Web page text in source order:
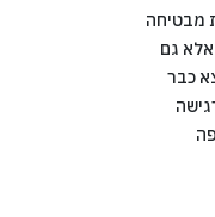
מבטיחה
אלא גם
כבר